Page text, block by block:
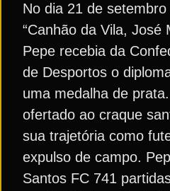
No dia 21 de
“Canhão da Vila, José
Pepe recebia da
de Desportos o
uma medalha de
ofertado ao craque
sua trajetória como
expulso de campo.
Santos FC 741